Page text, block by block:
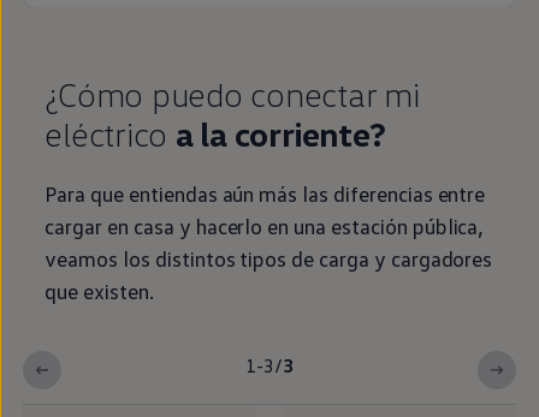
¿Cómo puedo conectar mi
eléctrico a la corriente?
Para que entiendas aún más las diferencias entre
cargar en casa y hacerlo en una estación pública,
veamos los distintos tipos de carga y cargadores
que existen.
1-3/3